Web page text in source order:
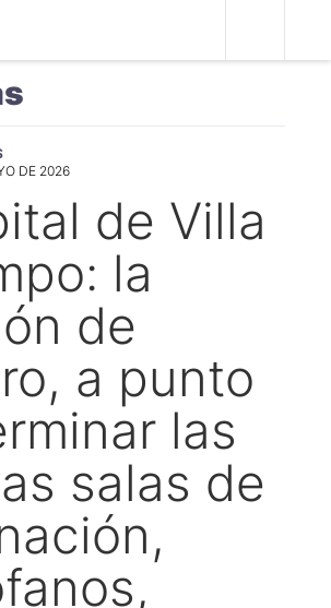
DE 2026
de Villa
la
de
a punto
las
salas de